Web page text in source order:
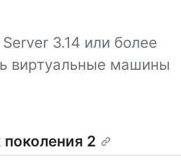
3.14 или более
виртуальные машины
2